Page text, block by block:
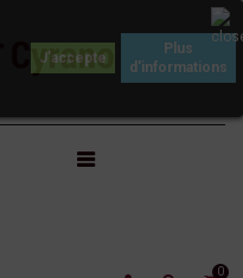
0
Plus
d'informations